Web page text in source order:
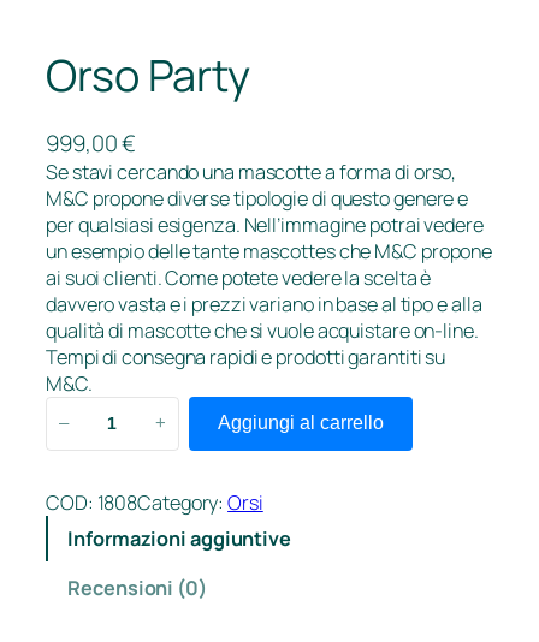
Orso Party
999,00€
Se stavi cercando una mascotte a forma di orso,
M&C propone diverse tipologie di questo genere e
per qualsiasi esigenza. Nell’immagine potrai vedere
un esempio delle tante mascottes che M&C propone
ai suoi clienti. Come potete vedere la scelta è
davvero vasta e i prezzi variano in base al tipo e alla
qualità di mascotte che si vuole acquistare on-line.
Tempi di consegna rapidi e prodotti garantiti su
M&C.
o
P
a
– + Aggiungi al carrello
COD: 1808Category:Orsi
Informazioni aggiuntive
Recensioni (0)